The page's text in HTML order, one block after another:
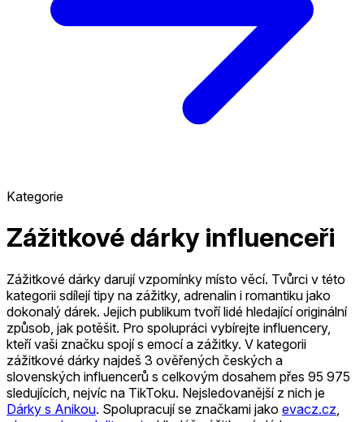
Kategorie
Zážitkové dárky influenceři
Zážitkové dárky darují vzpomínky místo věcí. Tvůrci v této
kategorii sdílejí tipy na zážitky, adrenalin i romantiku jako
dokonalý dárek. Jejich publikum tvoří lidé hledající originální
způsob, jak potěšit. Pro spolupráci vybírejte influencery,
kteří vaši značku spojí s emocí a zážitky. V kategorii
zážitkové dárky najdeš 3 ověřených českých a
slovenských influencerů s celkovým dosahem přes 95 975
sledujících, nejvíc na TikToku. Nejsledovanější z nich je
Dárky s Anikou. Spolupracují se značkami jako evacz.cz